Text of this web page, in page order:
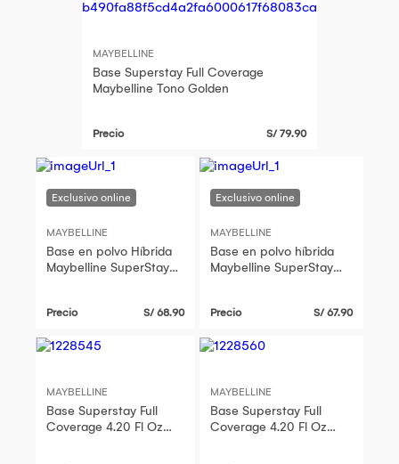
MAYBELLINE
Base Superstay Full Coverage
Maybelline Tono Golden
Precio S/ 79.90
MAYBELLINE
Base en polvo Híbrida
Maybelline SuperStay
Precio S/ 68.90
MAYBELLINE
Base en polvo híbrida
Maybelline SuperStay
Precio S/ 67.90
MAYBELLINE
Base Superstay Full
Coverage 4.20 Fl Oz
MAYBELLINE
Base Superstay Full
Coverage 4.20 Fl Oz